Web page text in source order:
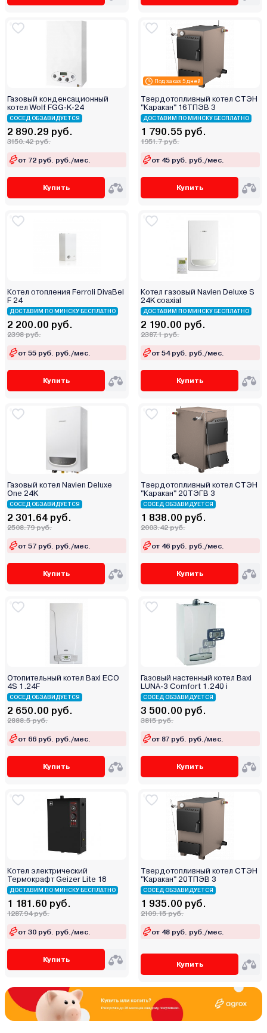
Газовый конденсационный
котел Wolf FGG-K-24
СОСЕД ОБЗАВИДУЕТСЯ
2 890.29 руб.
3150.42 руб.
от 72 руб. руб./мес.
Купить
Под заказ 5 дней
Твердотопливный котел СТЭН
"Каракан" 16ТПЭВ 3
ДОСТАВИМ ПО МИНСКУ БЕСПЛАТНО
1 790.55 руб.
1951.7 руб.
от 45 руб. руб./мес.
Купить
Котел отопления Ferroli DivaBel
F 24
ДОСТАВИМ ПО МИНСКУ БЕСПЛАТНО
2 200.00 руб.
2398 руб.
от 55 руб. руб./мес.
Купить
Котел газовый Navien Deluxe S
24K coaxial
ДОСТАВИМ ПО МИНСКУ БЕСПЛАТНО
2 190.00 руб.
2387.1 руб.
от 54 руб. руб./мес.
Купить
Газовый котел Navien Deluxe
One 24K
СОСЕД ОБЗАВИДУЕТСЯ
2 301.64 руб.
2508.79 руб.
от 57 руб. руб./мес.
Купить
Твердотопливный котел СТЭН
"Каракан" 20ТЭГВ 3
СОСЕД ОБЗАВИДУЕТСЯ
1 838.00 руб.
2003.42 руб.
от 46 руб. руб./мес.
Купить
Отопительный котел Baxi ECO
4S 1.24F
СОСЕД ОБЗАВИДУЕТСЯ
2 650.00 руб.
2888.5 руб.
от 66 руб. руб./мес.
Купить
Газовый настенный котел Baxi
LUNA-3 Comfort 1.240 i
СОСЕД ОБЗАВИДУЕТСЯ
3 500.00 руб.
3815 руб.
от 87 руб. руб./мес.
Купить
Котел электрический
Термокрафт Geizer Lite 18
ДОСТАВИМ ПО МИНСКУ БЕСПЛАТНО
1 181.60 руб.
1287.94 руб.
от 30 руб. руб./мес.
Купить
Твердотопливный котел СТЭН
"Каракан" 20ТПЭВ 3
СОСЕД ОБЗАВИДУЕТСЯ
1 935.00 руб.
2109.15 руб.
от 48 руб. руб./мес.
Купить